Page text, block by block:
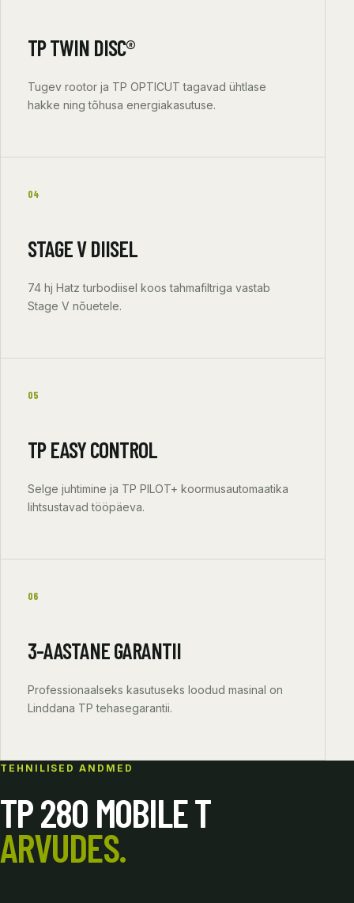
TP TWIN DISC®
Tugev rootor ja TP OPTICUT tagavad ühtlase
hakke ning tõhusa energiakasutuse.
04
STAGE V DIISEL
74 hj Hatz turbodiisel koos tahmafiltriga vastab
Stage V nõuetele.
05
TP EASY CONTROL
Selge juhtimine ja TP PILOT+ koormusautomaatika
lihtsustavad tööpäeva.
06
3-AASTANE GARANTII
Professionaalseks kasutuseks loodud masinal on
Linddana TP tehasegarantii.
TEHNILISED ANDMED
TP 280 MOBILE T
ARVUDES.